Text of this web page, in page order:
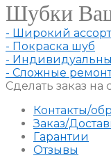
Шубки
- Широкий
- Покраска шуб
-
- Сложные
Сделать заказ на
Контакты/
Заказ/
Гарантии
Отзывы